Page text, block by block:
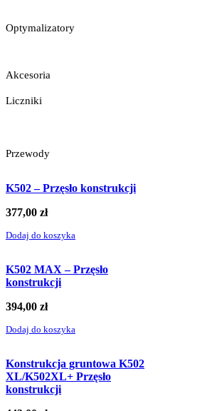
Optymalizatory
Akcesoria
Liczniki
Przewody
K502 – Przęsło konstrukcji
377,00 zł
Dodaj do koszyka
K502 MAX – Przęsło
konstrukcji
394,00 zł
Dodaj do koszyka
Konstrukcja gruntowa K502
XL/K502XL+ Przęsło
konstrukcji